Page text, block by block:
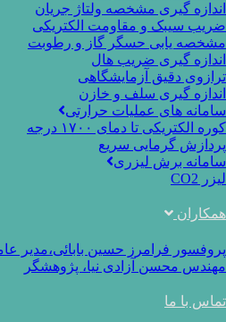
اندازه گیری مشخصه ولتاژ جریان
ضریب سیبک و مقاومت الکتریکی
مشخصه یابی حسگر گاز و رطوبت
اندازه گیری ضریب هال
ترازوی دقیق آزمایشگاهی
اندازه گیری سلف و خازن
سامانه های عملیات حرارتی
کوره الکتریکی تا دمای ۱۷۰۰ درجه
پردازش گرمایی سریع
سامانه برش لیزری
لیزر CO2
همکاران
پروفسور فرامرز حسین بابائی،مدیر
مهندس محسن آزادی نیا، پژوهشگر
تماس با ما